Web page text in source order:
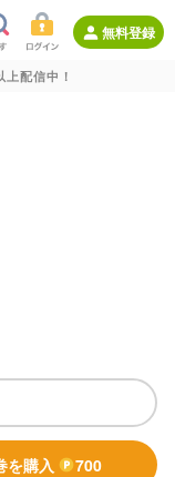
無料登録
上配信中！
を購入 700